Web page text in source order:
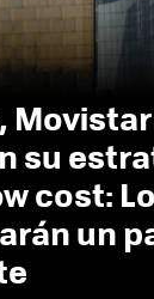
su
cost:
un